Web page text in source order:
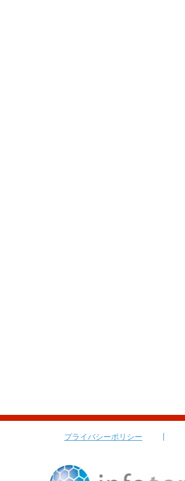
プライバシーポリシー